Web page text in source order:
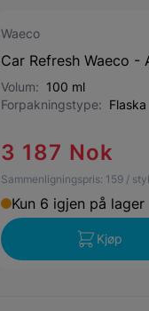
Waeco
Car Refresh Waeco -
Volum: 100 ml
Forpakningstype: Flaska
3 187 Nok
Sammenligningspris: 159 /
Kun 6 igjen på lager
Kjøp